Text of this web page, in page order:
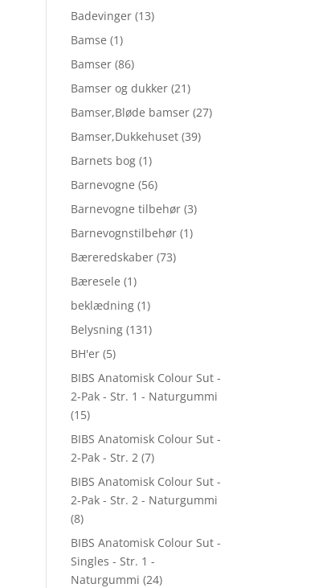
Badevinger (13)
Bamse (1)
Bamser (86)
Bamser og dukker (21)
Bamser,Bløde bamser (27)
Bamser,Dukkehuset (39)
Barnets bog (1)
Barnevogne (56)
Barnevogne tilbehør (3)
Barnevognstilbehør (1)
Bæreredskaber (73)
Bæresele (1)
beklædning (1)
Belysning (131)
BH'er (5)
BIBS Anatomisk Colour Sut -
2-Pak - Str. 1 - Naturgummi
(15)
BIBS Anatomisk Colour Sut -
2-Pak - Str. 2 (7)
BIBS Anatomisk Colour Sut -
2-Pak - Str. 2 - Naturgummi
(8)
BIBS Anatomisk Colour Sut -
Singles - Str. 1 -
Naturgummi (24)